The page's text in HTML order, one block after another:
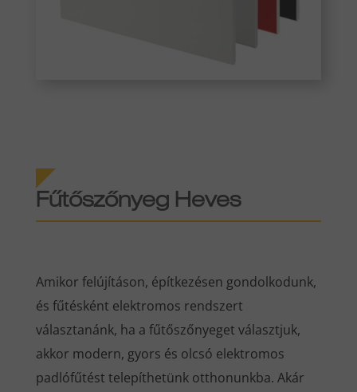
Fűtőszőnyeg Heves
Amikor felújításon, építkezésen gondolkodunk,
és fűtésként elektromos rendszert
választanánk, ha a fűtőszőnyeget választjuk,
akkor modern, gyors és olcsó elektromos
padlófűtést telepíthetünk otthonunkba. Akár